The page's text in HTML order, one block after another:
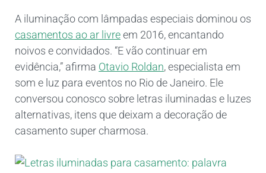
A iluminação com lâmpadas especiais dominou os
casamentos ao ar livreem 2016, encantando
noivos e convidados. “E vão continuar em
evidência,” afirma Otavio Roldan, especialista em
som e luz para eventos no Rio de Janeiro. Ele
conversou conosco sobre letras iluminadas e luzes
alternativas, itens que deixam a decoração de
casamento super charmosa.